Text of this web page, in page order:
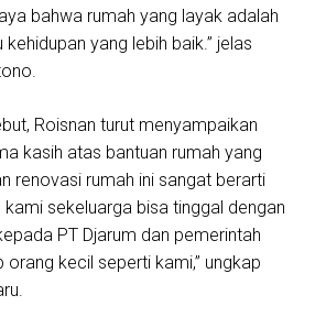
bahwa rumah yang layak adalah
yang lebih baik.” jelas
Roisnan turut menyampaikan
kasih atas bantuan rumah yang
renovasi rumah ini sangat berarti
sekeluarga bisa tinggal dengan
PT Djarum dan pemerintah
kecil seperti kami,” ungkap